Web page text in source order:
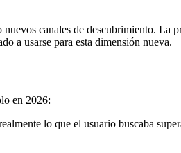
canales de descubrimiento. La
a usarse para esta dimensión nueva.
en 2026:
lo que el usuario buscaba